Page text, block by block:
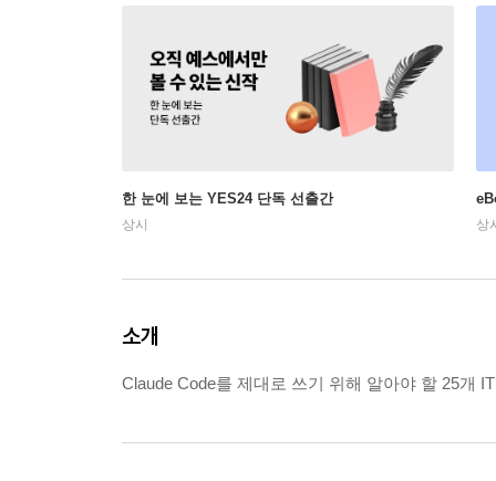
한 눈에 보는 YES24 단독 선출간
상시 상
소개
Claude Code를 제대로 쓰기 위해 알아야 할 25개